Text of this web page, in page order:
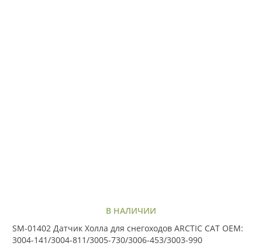
В НАЛИЧИИ
SM-01402 Датчик Холла для снегоходов ARCTIC CAT OEM:
3004-141/3004-811/3005-730/3006-453/3003-990